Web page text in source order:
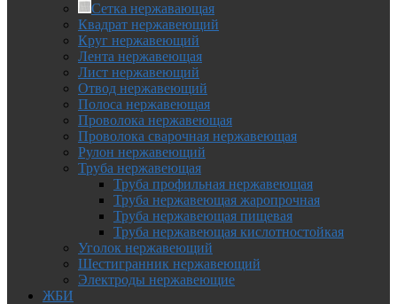
Сетка нержавающая
Квадрат нержавеющий
Круг нержавеющий
Лента нержавеющая
Лист нержавеющий
Отвод нержавеющий
Полоса нержавеющая
Проволока нержавеющая
Проволока сварочная нержавеющая
Рулон нержавеющий
Труба нержавеющая
Труба профильная нержавеющая
Труба нержавеющая жаропрочная
Труба нержавеющая пищевая
Труба нержавеющая кислотностойкая
Уголок нержавеющий
Шестигранник нержавеющий
Электроды нержавеющие
ЖБИ